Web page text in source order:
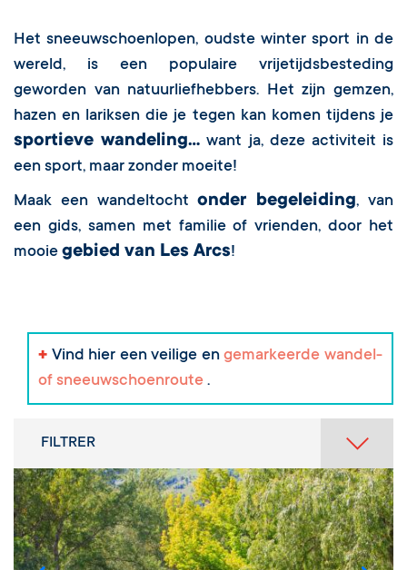
Het sneeuwschoenlopen, oudste winter sport in de
wereld, is een populaire vrijetijdsbesteding
geworden van natuurliefhebbers. Het zijn gemzen,
hazen en lariksen die je tegen kan komen tijdens je
sportieve wandeling... want ja, deze activiteit is
een sport, maar zonder moeite!
Maak een wandeltochtonder begeleiding, van
een gids, samen met familie of vrienden, door het
mooie gebied van Les Arcs!
+ Vind hier een veilige engemarkeerde wandel-
of sneeuwschoenroute .
FILTRER